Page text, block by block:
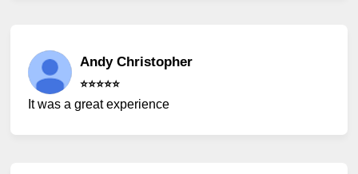
Andy Christopher
⭐️⭐️⭐️⭐️⭐️
It was a great experience